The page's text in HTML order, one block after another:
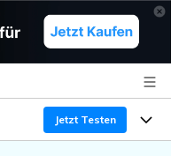
Jetzt Testen